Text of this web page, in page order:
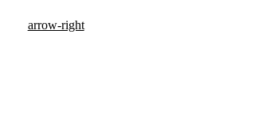
arrow-right